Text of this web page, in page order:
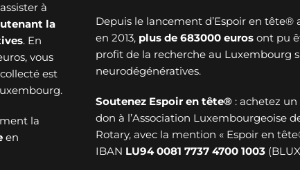
à
la
. En
vous
est
la
en
Depuis le lancement d’Espoir en tête®
en 2013, plus de 683000 euros ont pu
profit de la recherche au Luxembourg
neurodégénératives.
Soutenez Espoir en tête® : achetez
don à l’Association Luxembourgeoise
Rotary, avec la mention « Espoir en
IBAN LU94 0081 7737 4700 1003